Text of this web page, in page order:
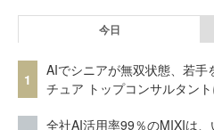
今日
1
AIでシニアが無双状態、若
チュア トップコンサルタント
全社AI活用率99％のMIXIは